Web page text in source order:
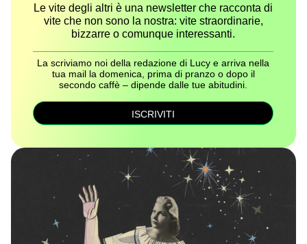
Le vite degli altri è una newsletter che racconta di
vite che non sono la nostra: vite straordinarie,
bizzarre o comunque interessanti.
La scriviamo noi della redazione di Lucy e arriva nella
tua mail la domenica, prima di pranzo o dopo il
secondo caffè – dipende dalle tue abitudini.
ISCRIVITI